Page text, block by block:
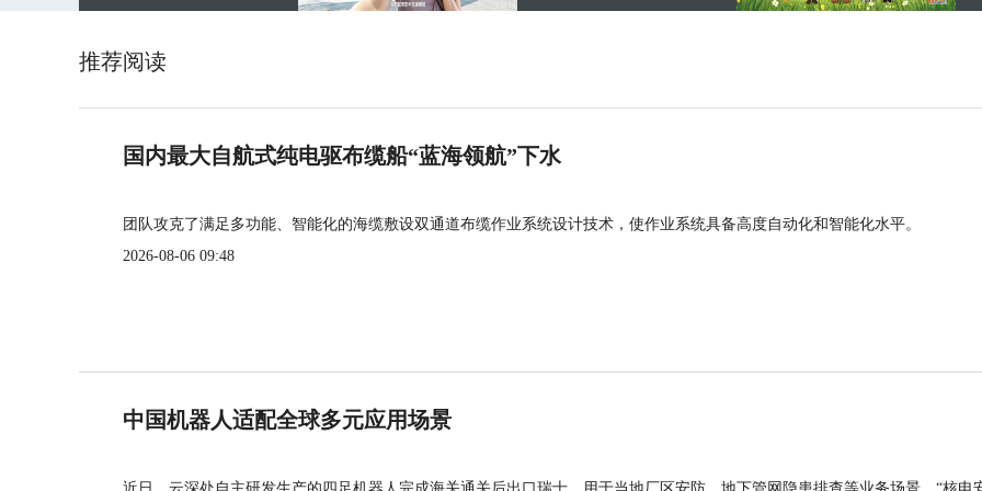
推荐阅读
国内最大自航式纯电驱布缆船“蓝海领航”下水
团队攻克了满足多功能、智能化的海缆敷设双通道布缆作业系统设计技术，使作业系统具备高度自动化和智能化水平。
2026-08-06 09:48
中国机器人适配全球多元应用场景